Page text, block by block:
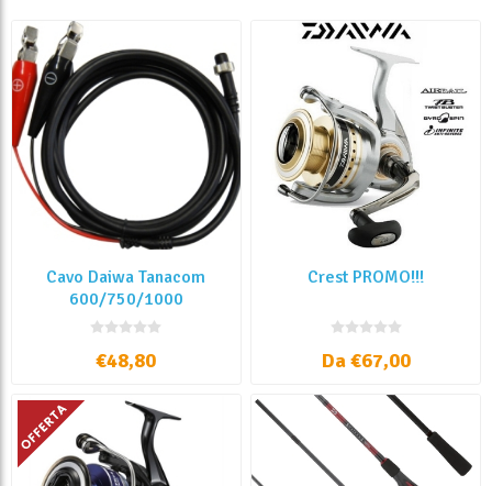
Cavo Daiwa Tanacom
600/750/1000
€48,80
Crest PROMO!!!
Da €67,00